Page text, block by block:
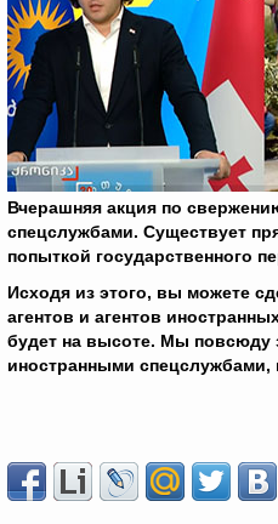
Вчерашняя акция по
спецслужбами. Существует
попыткой государственного
Исходя из этого, вы можете
агентов и агентов
будет на высоте. Мы повсюду
иностранными спецслужбами,